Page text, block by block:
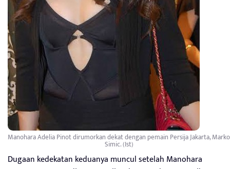
Manohara Adelia Pinot dirumorkan dekat dengan pemain Persija Jakarta, Marko
Simic. (Ist)
Dugaan kedekatan keduanya muncul setelah Manohara